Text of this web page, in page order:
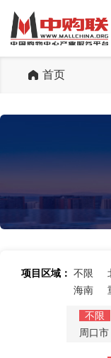
首页
项目区域： 不限
海南
不限
周口市